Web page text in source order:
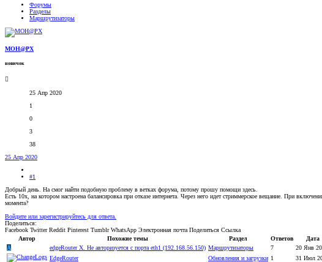
Форумы
Разделы
Маршрутизаторы
MOH@PX
новичок
25 Апр 2020
1
0
3
38
25 Апр 2020
#1
Добрый день. На смог найти подобную проблему в ветках форума, потому прошу помощи здесь.
Есть 10x, на котором настроена балансировка при отказе интернета. Через него идет стриммерское вещание. При
момента?
Войдите или зарегистрируйтесь для ответа.
Поделиться:
Facebook Twitter Reddit Pinterest Tumblr WhatsApp Электронная почта Поделиться Ссылка
Автор
Похожие темы Раздел Ответов
Дата
A
edgeRouter X. Не авторизуется с порта eth1 (192.168.56.150) Маршрутизаторы 7
20 Янв
EdgeRouter
Обновления и загрузки 1
31 Июл